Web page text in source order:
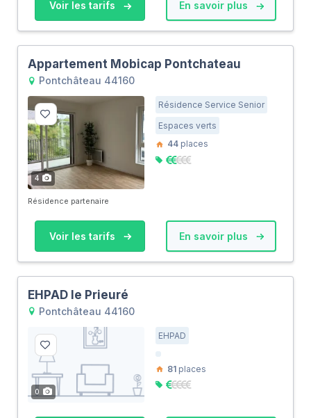
Voir les tarifs En savoir plus
Appartement Mobicap Pontchateau
Pontchâteau 44160
4
Résidence Service Senior
Espaces verts
44 places
Résidence partenaire
Voir les tarifs En savoir plus
EHPAD le Prieuré
Pontchâteau 44160
0
EHPAD
81 places